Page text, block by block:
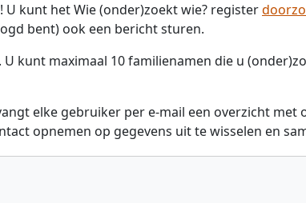
U kunt het Wie (onder)zoekt wie? register
bent) ook een bericht sturen.
kunt maximaal 10 familienamen die u
elke gebruiker per e-mail een overzicht met
opnemen op gegevens uit te wisselen en